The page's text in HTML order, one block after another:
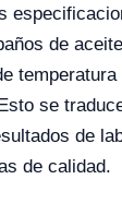
de
se
de
de calidad.